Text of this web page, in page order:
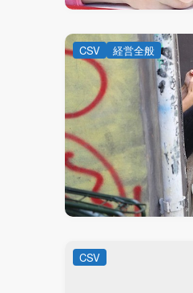
CSV 経営全般
CSV